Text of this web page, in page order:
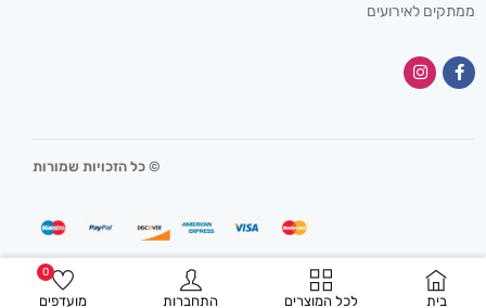
בית לכל המוצרים התחברות מועדפים
0
ממתקים לאירועים
© כל הזכויות שמורות